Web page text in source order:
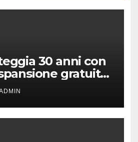
30 anni con
gratuita
Machine